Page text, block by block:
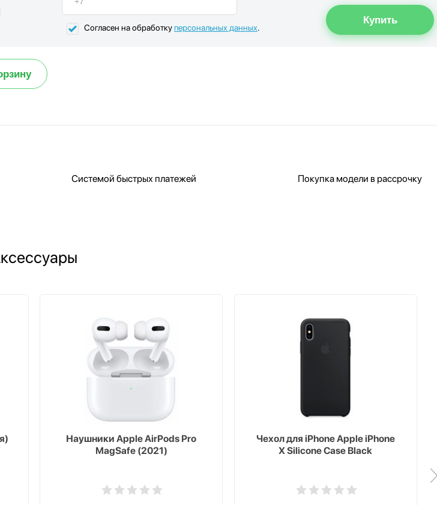
Согласен на обработкуперсональных данных.
Системой быстрых платежей Покупка модели в рассрочку
Наушники Apple AirPods Pro
MagSafe (2021)
Чехол для iPhone Apple iPhone
X Silicone Case Black